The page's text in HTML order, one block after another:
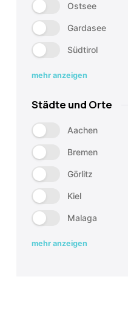
Ostsee
Gardasee
Südtirol
mehr anzeigen
Städte und Orte
Aachen
Bremen
Görlitz
Kiel
Malaga
mehr anzeigen